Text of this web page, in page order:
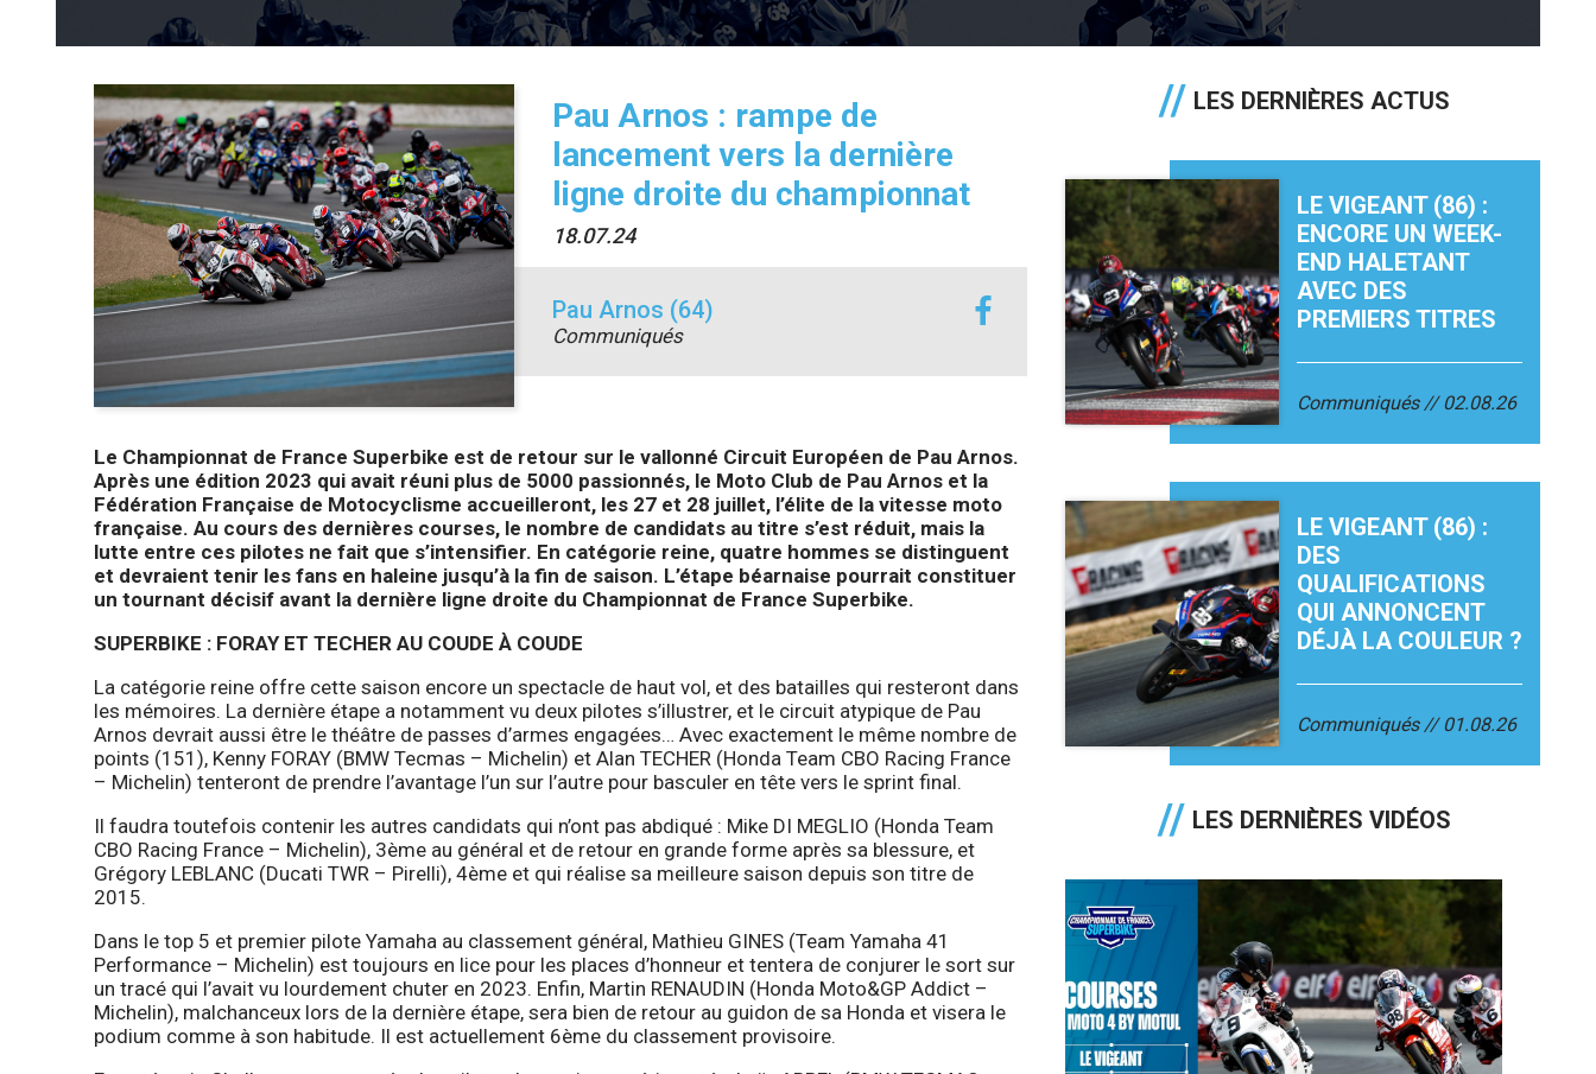
Pau Arnos : rampe de
lancement vers la dernière
ligne droite du championnat
18.07.24
Pau Arnos (64)
Communiqués
Le Championnat de France Superbike est de retour sur le vallonné Circuit Européen de Pau Arnos.
Après une édition 2023 qui avait réuni plus de 5000 passionnés, le Moto Club de Pau Arnos et la
Fédération Française de Motocyclisme accueilleront, les 27 et 28 juillet, l’élite de la vitesse moto
française. Au cours des dernières courses, le nombre de candidats au titre s’est réduit, mais la
lutte entre ces pilotes ne fait que s’intensifier. En catégorie reine, quatre hommes se distinguent
et devraient tenir les fans en haleine jusqu’à la fin de saison. L’étape béarnaise pourrait constituer
un tournant décisif avant la dernière ligne droite du Championnat de France Superbike.
SUPERBIKE : FORAY ET TECHER AU COUDE À COUDE
La catégorie reine offre cette saison encore un spectacle de haut vol, et des batailles qui resteront dans
les mémoires. La dernière étape a notamment vu deux pilotes s’illustrer, et le circuit atypique de Pau
Arnos devrait aussi être le théâtre de passes d’armes engagées… Avec exactement le même nombre de
points (151), Kenny FORAY (BMW Tecmas – Michelin) et Alan TECHER (Honda Team CBO Racing France
– Michelin) tenteront de prendre l’avantage l’un sur l’autre pour basculer en tête vers le sprint final.
Il faudra toutefois contenir les autres candidats qui n’ont pas abdiqué : Mike DI MEGLIO (Honda Team
CBO Racing France – Michelin), 3ème au général et de retour en grande forme après sa blessure, et
Grégory LEBLANC (Ducati TWR – Pirelli), 4ème et qui réalise sa meilleure saison depuis son titre de
2015.
Dans le top 5 et premier pilote Yamaha au classement général, Mathieu GINES (Team Yamaha 41
Performance – Michelin) est toujours en lice pour les places d’honneur et tentera de conjurer le sort sur
un tracé qui l’avait vu lourdement chuter en 2023. Enfin, Martin RENAUDIN (Honda Moto&GP Addict –
Michelin), malchanceux lors de la dernière étape, sera bien de retour au guidon de sa Honda et visera le
podium comme à son habitude. Il est actuellement 6ème du classement provisoire.
LES DERNIÈRES ACTUS
LE VIGEANT (86) :
ENCORE UN WEEK-
END HALETANT
AVEC DES
PREMIERS TITRES
Communiqués 02.08.26
LE VIGEANT (86) :
DES
QUALIFICATIONS
QUI ANNONCENT
DÉJÀ LA COULEUR ?
Communiqués 01.08.26
LES DERNIÈRES VIDÉOS